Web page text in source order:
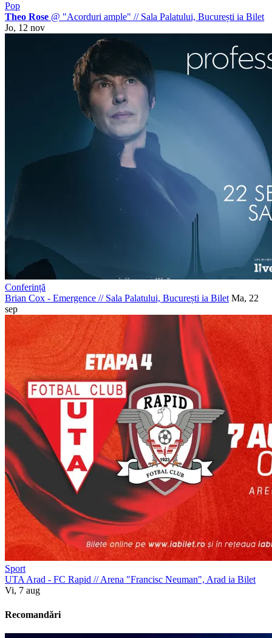
Pop
Theo Rose @ "Acorduri ample" //Sala Palatului, București ia Bilet
Jo, 12 nov
Conferință
Brian Cox - Emergence //Sala Palatului, București ia Bilet Ma, 22
sep
Sport
UTA Arad - FC Rapid //Arena "Francisc Neuman", Arad ia Bilet
Vi, 7 aug
Recomandări